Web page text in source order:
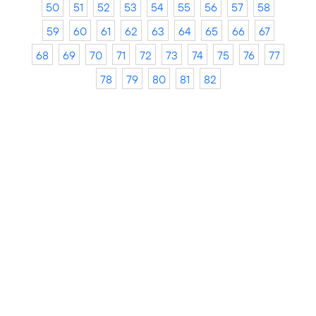
50
51 52 53 54 55 56 57
58
59
60 61 62 63 64 65 66
67
68
69 70 71 72 73 74 75 76
77
78
79 80 81 82